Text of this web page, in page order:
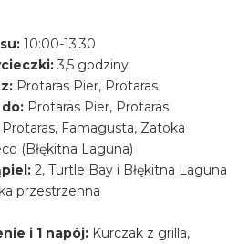
10:00-13:30
3,5 godziny
Protaras Pier, Protaras
Protaras Pier, Protaras
Famagusta, Zatoka
(Błękitna Laguna)
2, Turtle Bay i Błękitna Laguna
przestrzenna
i 1 napój: Kurczak z grilla,